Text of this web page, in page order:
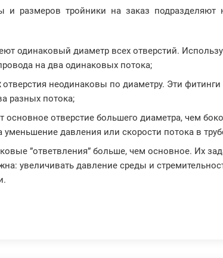
размеров тройники на заказ подразделяют
одинаковый диаметр всех отверстий.
на два одинаковых потока;
отверстия неодинаковы по диаметру. Эти
разных потока;
основное отверстие большего диаметра, чем
уменьшение давления или скорости потока в
”ответвления” больше, чем основное. Их
увеличивать давление среды и